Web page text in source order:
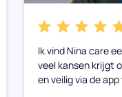
Ik vind Nina care
veel kansen krijgt
en veilig via de